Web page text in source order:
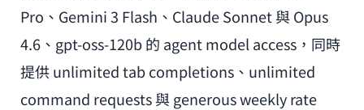
Pro、Gemini 3 Flash、Claude Sonnet 與 Opus
4.6、gpt-oss-120b 的 agent model access，同時
提供 unlimited tab completions、unlimited
command requests 與 generous weekly rate